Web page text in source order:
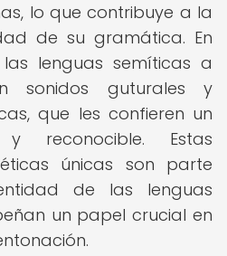
lo que contribuye a la
de su gramática. En
lenguas semíticas a
sonidos guturales y
que les confieren un
reconocible. Estas
únicas son parte
de las lenguas
un papel crucial en